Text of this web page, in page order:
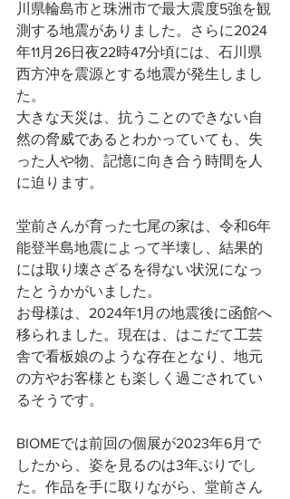
川県輪島市と珠洲市で最大震度5強を観
測する地震がありました。さらに2024
年11月26日夜22時47分頃には、石川県
西方沖を震源とする地震が発生しまし
た。
大きな天災は、抗うことのできない自
然の脅威であるとわかっていても、失
った人や物、記憶に向き合う時間を人
に迫ります。
堂前さんが育った七尾の家は、令和6年
能登半島地震によって半壊し、結果的
には取り壊さざるを得ない状況になっ
たとうかがいました。
お母様は、2024年1月の地震後に函館へ
移られました。現在は、はこだて工芸
舎で看板娘のような存在となり、地元
の方やお客様とも楽しく過ごされてい
るそうです。
BIOMEでは前回の個展が2023年6月で
したから、姿を見るのは3年ぶりでし
た。作品を手に取りながら、堂前さん